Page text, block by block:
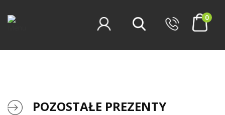
0
POZOSTAŁE PREZENTY